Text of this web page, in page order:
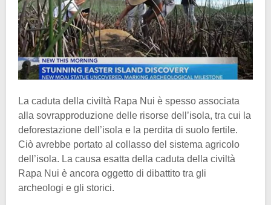
La caduta della civiltà Rapa Nui è spesso associata
alla sovrapproduzione delle risorse dell’isola, tra cui la
deforestazione dell’isola e la perdita di suolo fertile.
Ciò avrebbe portato al collasso del sistema agricolo
dell’isola. La causa esatta della caduta della civiltà
Rapa Nui è ancora oggetto di dibattito tra gli
archeologi e gli storici.